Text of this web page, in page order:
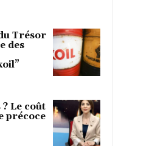
Trésor
des
? Le coût
précoce